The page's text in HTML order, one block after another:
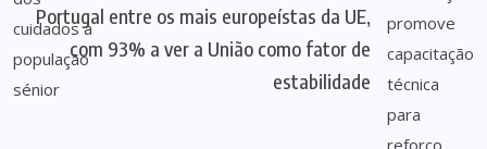
Portugal entre os mais europeístas da UE,
com 93% a ver a União como fator de
estabilidade